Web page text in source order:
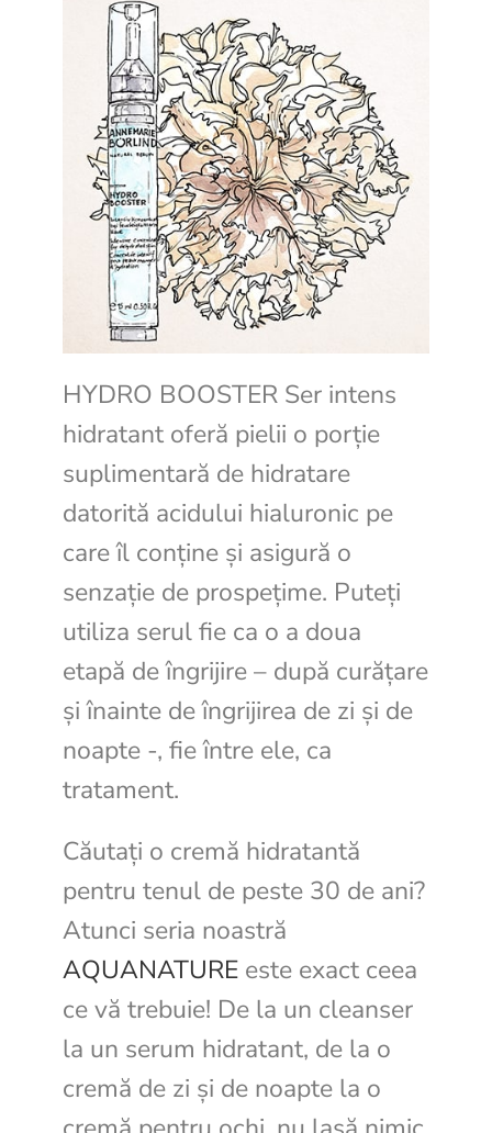
HYDRO BOOSTER Ser intens
hidratant oferă pielii o porție
suplimentară de hidratare
datorită acidului hialuronic pe
care îl conține și asigură o
senzație de prospețime. Puteți
utiliza serul fie ca o a doua
etapă de îngrijire – după curățare
și înainte de îngrijirea de zi și de
noapte -, fie între ele, ca
tratament.
Căutați o cremă hidratantă
pentru tenul de peste 30 de ani?
Atunci seria noastră
AQUANATURE este exact ceea
ce vă trebuie! De la un cleanser
la un serum hidratant, de la o
cremă de zi și de noapte la o